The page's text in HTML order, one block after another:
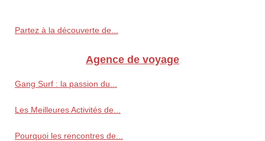
Partez à la découverte de...
Agence de voyage
Gang Surf : la passion du...
Les Meilleures Activités de...
Pourquoi les rencontres de...